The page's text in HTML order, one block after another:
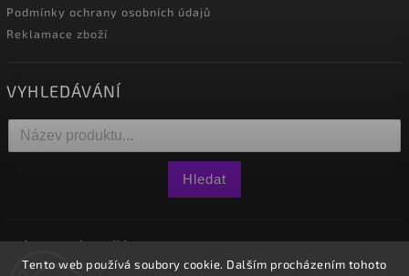
Tento web používá soubory cookie. Dalším procházením tohoto
Podmínky ochrany osobních údajů
Reklamace zboží
VYHLEDÁVÁNÍ
Hledat